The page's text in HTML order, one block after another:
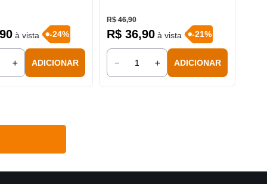
à vista -24%
＋ ADICIONAR
R$ 46,90
R$ 36,90à vista -21%
＋
－ ADICIONAR